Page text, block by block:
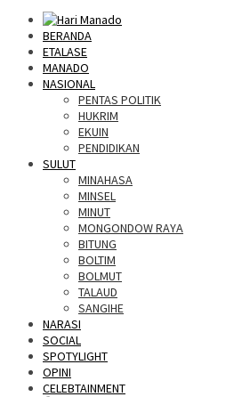
BERANDA
ETALASE
MANADO
NASIONAL
PENTAS POLITIK
HUKRIM
EKUIN
PENDIDIKAN
SULUT
MINAHASA
MINSEL
MINUT
MONGONDOW RAYA
BITUNG
BOLTIM
BOLMUT
TALAUD
SANGIHE
NARASI
SOCIAL
SPOTYLIGHT
OPINI
CELEBTAINMENT